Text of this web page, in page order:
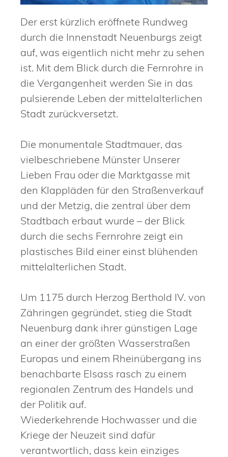
Der erst kürzlich eröffnete Rundweg
durch die Innenstadt Neuenburgs zeigt
auf, was eigentlich nicht mehr zu sehen
ist. Mit dem Blick durch die Fernrohre in
die Vergangenheit werden Sie in das
pulsierende Leben der mittelalterlichen
Stadt zurückversetzt.
Die monumentale Stadtmauer, das
vielbeschriebene Münster Unserer
Lieben Frau oder die Marktgasse mit
den Klappläden für den Straßenverkauf
und der Metzig, die zentral über dem
Stadtbach erbaut wurde – der Blick
durch die sechs Fernrohre zeigt ein
plastisches Bild einer einst blühenden
mittelalterlichen Stadt.
Um 1175 durch Herzog Berthold IV. von
Zähringen gegründet, stieg die Stadt
Neuenburg dank ihrer günstigen Lage
an einer der größten Wasserstraßen
Europas und einem Rheinübergang ins
benachbarte Elsass rasch zu einem
regionalen Zentrum des Handels und
der Politik auf.
Wiederkehrende Hochwasser und die
Kriege der Neuzeit sind dafür
verantwortlich, dass kein einziges